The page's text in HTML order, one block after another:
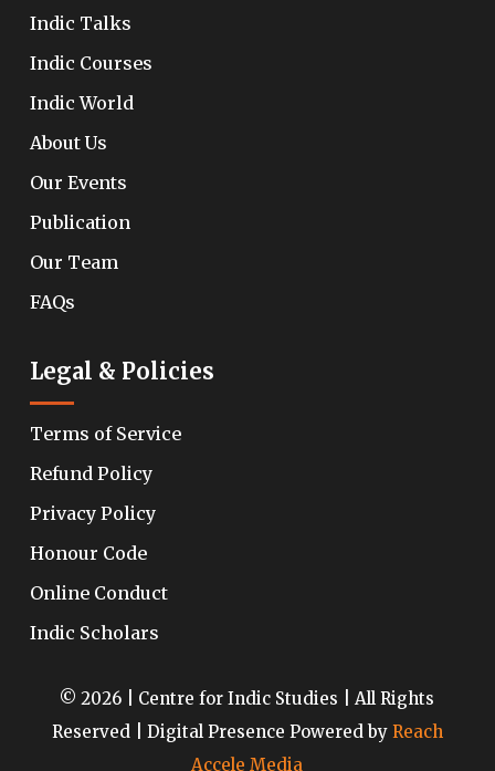
Indic Talks
Indic Courses
Indic World
About Us
Our Events
Publication
Our Team
FAQs
Legal & Policies
Terms of Service
Refund Policy
Privacy Policy
Honour Code
Online Conduct
Indic Scholars
© 2026 | Centre for Indic Studies | All Rights
Reserved | Digital Presence Powered by Reach
Accele Media